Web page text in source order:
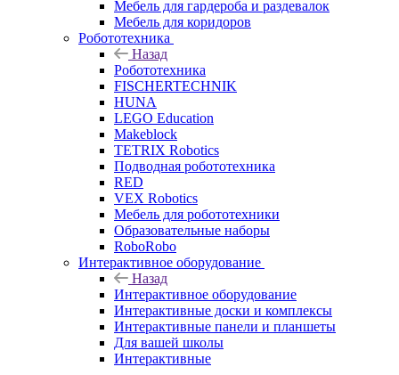
Мебель для гардероба и раздевалок
Мебель для коридоров
Робототехника
Назад
Робототехника
FISCHERTECHNIK
HUNA
LEGO Education
Makeblock
TETRIX Robotics
Подводная робототехника
RED
VEX Robotics
Мебель для робототехники
Образовательные наборы
RoboRobo
Интерактивное оборудование
Назад
Интерактивное оборудование
Интерактивные доски и комплексы
Интерактивные панели и планшеты
Для вашей школы
Интерактивные